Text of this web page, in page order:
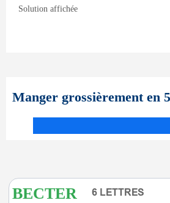
Solution affichée
Manger grossièrement en
BECTER